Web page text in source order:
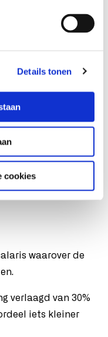
Details tonen
cookies
niet altijd de
dan 30%
ongeveer:
op,
waarover de
verlaagd van 30%
iets kleiner